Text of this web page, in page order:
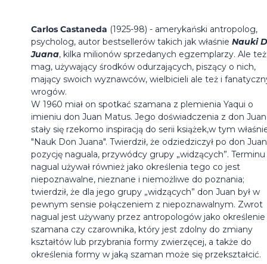
Carlos Castaneda (1925-98) - amerykański antropolog,
psycholog, autor bestsellerów takich jak właśnie Nauki
Juana, kilka milionów sprzedanych egzemplarzy. Ale też
mag, używający środków odurzających, piszący o nich,
mający swoich wyznawców, wielbicieli ale też i
wrogów.
W 1960 miał on spotkać szamana z plemienia Yaqui o
imieniu don Juan Matus. Jego doświadczenia z don
stały się rzekomo inspiracją do serii książek,w tym
"Nauk Don Juana". Twierdził, że odziedziczył po don
pozycję naguala, przywódcy grupy „widzących”. Terminu
nagual używał również jako określenia tego co jest
niepoznawalne, nieznane i niemożliwe do poznania;
twierdził, że dla jego grupy „widzących” don Juan był w
pewnym sensie połączeniem z niepoznawalnym. Zwrot
nagual jest używany przez antropologów jako określenie
szamana czy czarownika, który jest zdolny do zmiany
kształtów lub przybrania formy zwierzęcej, a także do
określenia formy w jaką szaman może się przekształcić.